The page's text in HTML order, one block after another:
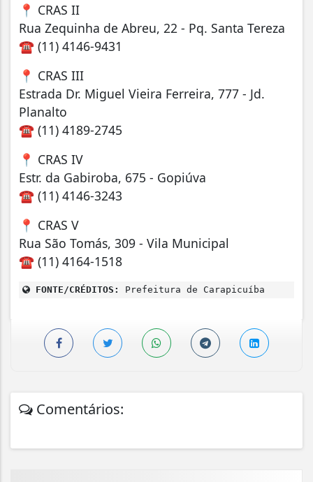
📍 CRAS II
Rua Zequinha de Abreu, 22 - Pq. Santa Tereza
☎ (11) 4146-9431
📍 CRAS III
Estrada Dr. Miguel Vieira Ferreira, 777 - Jd.
Planalto
☎ (11) 4189-2745
📍 CRAS IV
Estr. da Gabiroba, 675 - Gopiúva
☎ (11) 4146-3243
📍 CRAS V
Rua São Tomás, 309 - Vila Municipal
☎ (11) 4164-1518
FONTE/CRÉDITOS: Prefeitura de Carapicuíba
Comentários: